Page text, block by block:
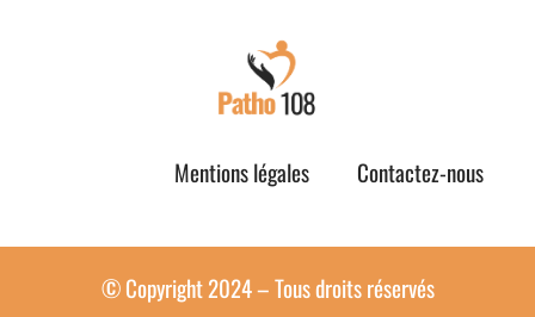
Mentions légales Contactez-nous
© Copyright 2024 – Tous droits réservés